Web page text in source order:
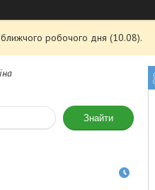
робочого дня (10.08).
Знайти